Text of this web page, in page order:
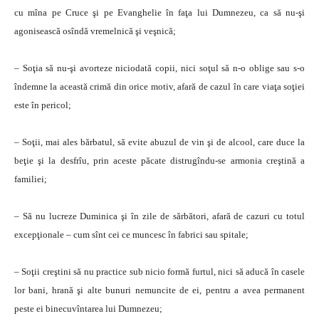
cu mîna pe Cruce şi pe Evanghelie în faţa lui Dumnezeu, ca să nu-şi
agonisească osîndă vremelnică şi veşnică;
– Soţia să nu-şi avorteze niciodată copii, nici soţul să n-o oblige sau s-o
îndemne la această crimă din orice motiv, afară de cazul în care viaţa soţiei
este în pericol;
– Soţii, mai ales bărbatul, să evite abuzul de vin şi de alcool, care duce la
beţie şi la desfrîu, prin aceste păcate distrugîndu-se armonia creştină a
familiei;
– Să nu lucreze Duminica şi în zile de sărbători, afară de cazuri cu totul
excepţionale – cum sînt cei ce muncesc în fabrici sau spitale;
– Soţii creştini să nu practice sub nicio formă furtul, nici să aducă în casele
lor bani, hrană şi alte bunuri nemuncite de ei, pentru a avea permanent
peste ei binecuvîntarea lui Dumnezeu;